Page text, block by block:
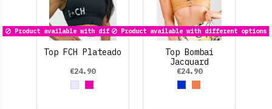
Product available with different options
Top FCH Plateado
€24.90
GreyFucsia
Product available with different options
Top Bombai
Jacquard
Multiposición
€24.90
Azul Eléctrico
Marrón claro